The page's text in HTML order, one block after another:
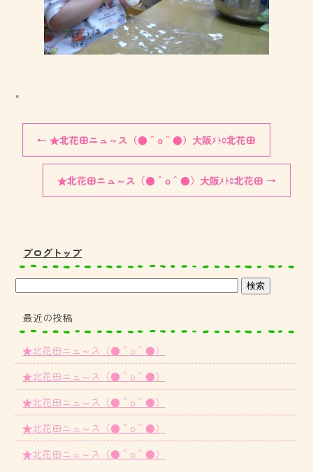
。
← ★北花田ニュ～ス（●＾o＾●）大阪ﾒﾄﾛ北花田
★北花田ニュ～ス（●＾o＾●）大阪ﾒﾄﾛ北花田 →
ブログトップ
最近の投稿
★北花田ニュ～ス（●＾o＾●）
★北花田ニュ～ス（●＾o＾●）
★北花田ニュ～ス（●＾o＾●）
★北花田ニュ～ス（●＾o＾●）
★北花田ニュ～ス（●＾o＾●）